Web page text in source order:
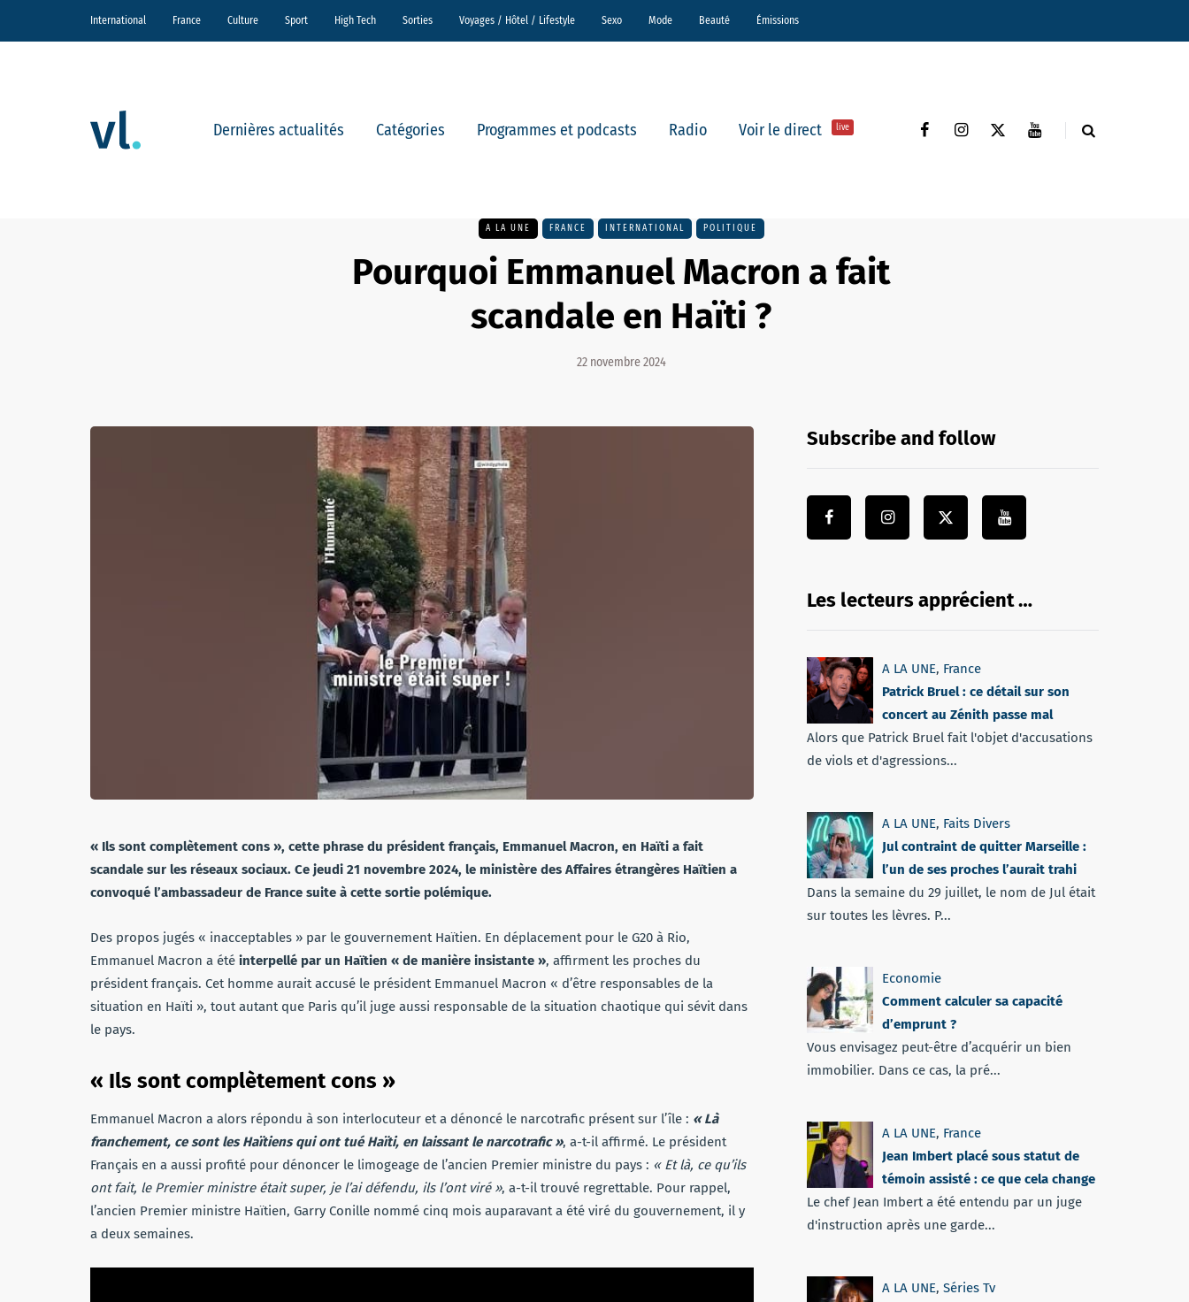
International France Culture Sport High Tech Sorties Voyages / Hôtel / Lifestyle Sexo Mode Beauté Émissions
Dernières actualités Catégories Programmes et podcasts Radio Voir le direct live
A LA UNE FRANCE INTERNATIONAL POLITIQUE
Pourquoi Emmanuel Macron a fait
scandale en Haïti ?
22 novembre 2024
« Ils sont complètement cons », cette phrase du président français, Emmanuel Macron, en Haïti a fait
scandale sur les réseaux sociaux. Ce jeudi 21 novembre 2024, le ministère des Affaires étrangères Haïtien a
convoqué l’ambassadeur de France suite à cette sortie polémique.
Des propos jugés « inacceptables » par le gouvernement Haïtien. En déplacement pour le G20 à Rio,
Emmanuel Macron a été interpellé par un Haïtien « de manière insistante », affirment les proches du
président français. Cet homme aurait accusé le président Emmanuel Macron « d’être responsables de la
situation en Haïti », tout autant que Paris qu’il juge aussi responsable de la situation chaotique qui sévit dans
le pays.
« Ils sont complètement cons »
Emmanuel Macron a alors répondu à son interlocuteur et a dénoncé le narcotrafic présent sur l’île : « Là
franchement, ce sont les Haïtiens qui ont tué Haïti, en laissant le narcotrafic », a-t-il affirmé. Le président
Français en a aussi profité pour dénoncer le limogeage de l’ancien Premier ministre du pays : « Et là, ce qu’ils
ont fait, le Premier ministre était super, je l’ai défendu, ils l’ont viré », a-t-il trouvé regrettable. Pour rappel,
l’ancien Premier ministre Haïtien, Garry Conille nommé cinq mois auparavant a été viré du gouvernement, il y
a deux semaines.
Subscribe and follow
Les lecteurs apprécient …
A LA UNE, France
Patrick Bruel : ce détail sur son
concert au Zénith passe mal
Alors que Patrick Bruel fait l'objet d'accusations
de viols et d'agressions...
A LA UNE, Faits Divers
Jul contraint de quitter Marseille :
l’un de ses proches l’aurait trahi
Dans la semaine du 29 juillet, le nom de Jul était
sur toutes les lèvres. P...
Economie
Comment calculer sa capacité
d’emprunt ?
Vous envisagez peut-être d’acquérir un bien
immobilier. Dans ce cas, la pré...
A LA UNE, France
Jean Imbert placé sous statut de
témoin assisté : ce que cela change
Le chef Jean Imbert a été entendu par un juge
d'instruction après une garde...
A LA UNE, Séries Tv